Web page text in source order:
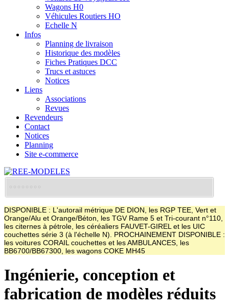
Wagons H0
Véhicules Routiers HO
Echelle N
Infos
Planning de livraison
Historique des modèles
Fiches Pratiques DCC
Trucs et astuces
Notices
Liens
Associations
Revues
Revendeurs
Contact
Notices
Planning
Site e-commerce
DISPONIBLE : L'autorail métrique DE DION, les RGP TEE, Vert et
Orange/Alu et Orange/Béton, les TGV Rame 5 et Tri-courant n°110,
les citernes à pétrole, les céréaliers FAUVET-GIREL et les UIC
couchettes série 3 (à l'échelle N). PROCHAINEMENT DISPONIBLE :
les voitures CORAIL couchettes et les AMBULANCES, les
BB6700/BB67300, les wagons COKE MH45
Ingénierie, conception et
fabrication de modèles réduits